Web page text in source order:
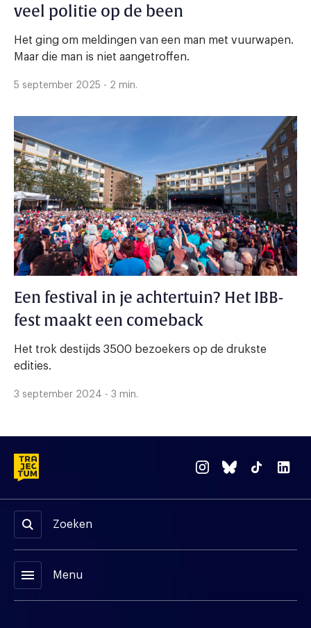
veel politie op de been
Het ging om meldingen van een man met vuurwapen.
Maar die man is niet aangetroffen.
5 september 2025 - 2 min.
Een festival in je achtertuin? Het IBB-
fest maakt een comeback
Het trok destijds 3500 bezoekers op de drukste
edities.
3 september 2024 - 3 min.
Zoeken
menu Menu